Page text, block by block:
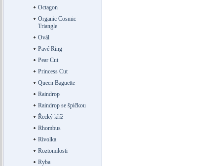
Octagon
Organic Cosmic
Triangle
Ovál
Pavé Ring
Pear Cut
Princess Cut
Queen Baguette
Raindrop
Raindrop se špičkou
Řecký kříž
Rhombus
Rivolka
Roztomilosti
Ryba